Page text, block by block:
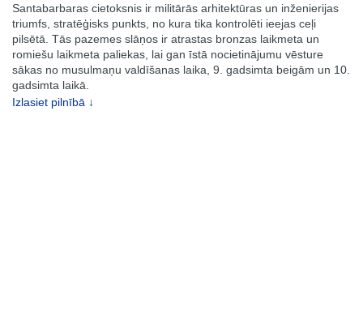
Santabarbaras cietoksnis ir militārās arhitektūras un inženierijas
triumfs, stratēģisks punkts, no kura tika kontrolēti ieejas ceļi
pilsētā. Tās pazemes slāņos ir atrastas bronzas laikmeta un
romiešu laikmeta paliekas, lai gan īstā nocietinājumu vēsture
sākas no musulmaņu valdīšanas laika, 9. gadsimta beigām un 10.
gadsimta laikā.
Izlasiet pilnībā ↓